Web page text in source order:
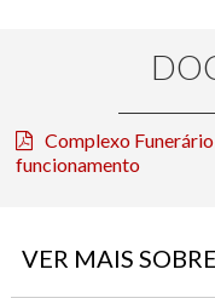
Complexo
funcionamento
VER MAIS